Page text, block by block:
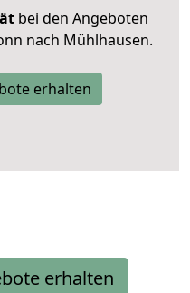
bei den Angeboten
nach Mühlhausen.
erhalten
erhalten